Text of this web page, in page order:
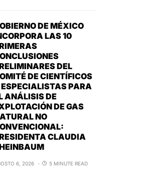
DE MÉXICO
LAS 10
DEL
DE CIENTÍFICOS
PARA
ANÁLISIS DE
DE GAS
NO
CLAUDIA
6, 2026 5 MINUTE READ